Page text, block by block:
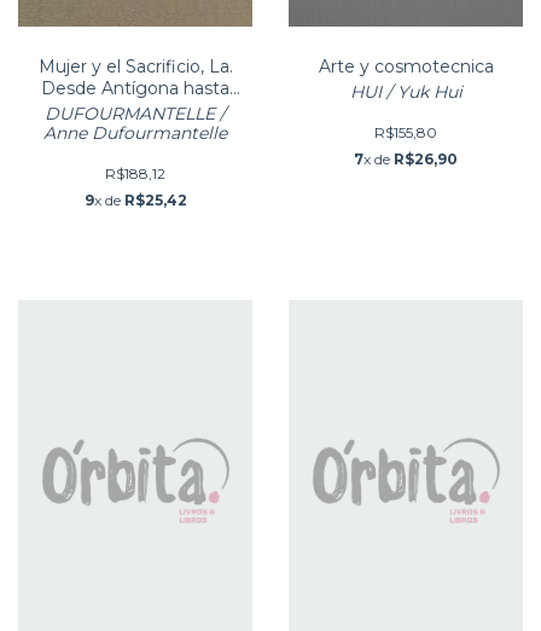
Mujer y el Sacrificio, La.
Desde Antígona hasta
nosotras (mulher)
DUFOURMANTELLE /
Anne Dufourmantelle
R$188,12
9x de R$25,42
Arte y cosmotecnica
HUI / Yuk Hui
R$155,80
7x de R$26,90